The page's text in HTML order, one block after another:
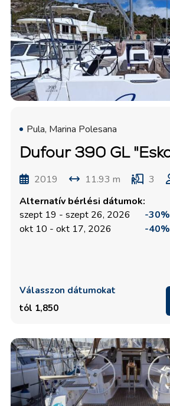
Pula, Marina Polesana
2019 11.93 m 3
Alternatív bérlési dátumok:
szept 19 - szept 26, 2026
-30%
okt 10 - okt 17, 2026
-40%
Válasszon dátumokat
tól 1,850